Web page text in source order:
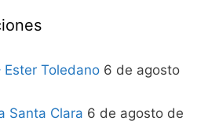
Toledano 6 de agosto
Santa Clara 6 de agosto de